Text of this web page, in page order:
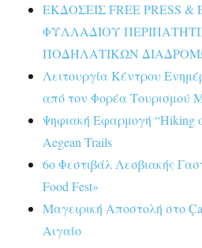
ΕΚΔΟΣΕΙΣ FREE PRESS
ΦΥΛΛΑΔΙΟΥ
ΠΟΔΗΛΑΤΙΚΩΝ
Λειτουργία Κέντρου
από τον Φορέα Τουρισμού
Ψηφιακή Εφαρμογή “Hiking
Aegean Trails
6ο Φεστιβάλ Λεσβιακής
Food Fest»
Μαγειρική Αποστολή στο
Αιγαίο